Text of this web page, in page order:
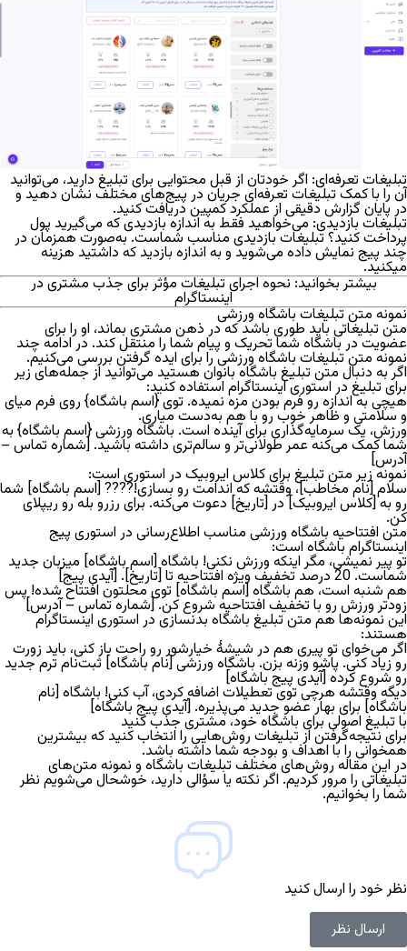
تبلیغات تعرفه‌ای: اگر خودتان از قبل محتوایی برای تبلیغ دارید، می‌توانید
آن را با کمک تبلیغات تعرفه‌ای جریان در پیج‎‌های مختلف نشان دهید و
در پایان گزارش دقیقی از عملکرد کمپین دریافت کنید.
تبلیغات بازدیدی: می‌خواهید فقط به اندازه بازدیدی که می‎‌گیرید پول
پرداخت کنید؟تبلیغات بازدیدی مناسب شماست. به‌صورت همزمان در
چند پیج نمایش داده می‌شوید و به اندازه بازدید که داشتید هزینه
می‎کنید.
بیشتر بخوانید:نحوه اجرای تبلیغات مؤثر برای جذب مشتریدر
اینستاگرام
نمونه متن تبلیغات باشگاه ورزشی
متن تبلیغاتی باید طوری باشد که در ذهن مشتری بماند، او را برای
عضویت در باشگاه شما تحریک و پیام شما را منتقل کند. در ادامه چند
نمونه متن تبلیغات باشگاه ورزشی را برای ایده گرفتن بررسی می‌کنیم.
اگر به دنبال متن تبلیغ باشگاه بانوان هستید می‌توانید از جمله‌های زیر
برای تبلیغ در استوری اینستاگرام استفاده کنید:
هیچی به اندازه رو فرم بودن مزه نمیده. توی {اسم باشگاه} روی فرم میای
و سلامتی و ظاهر خوب رو با هم به‌دست میاری.
ورزش، یک سرمایه‌گذاری برای آینده است. باشگاه ورزشی {اسم باشگاه} به
شما کمک می‌کنه عمر طولانی‌تر و سالم‌تری داشته باشید. [شماره تماس –
آدرس]
نمونه زیر متن تبلیغ برای کلاس ایروبیک در استوری است:
سلام [نام مخاطب]، وقتشه که اندامت رو بسازی!???? [اسم باشگاه] شما
رو به [کلاس ایروبیک] در [تاریخ] دعوت می‌کنه. برای رزرو بله رو ریپلای
کن.
متن افتتاحیه باشگاه ورزشی مناسب اطلاع‌رسانی در استوری پیج
اینستاگرام باشگاه است:
تو پیر نمیشی، مگر اینکه ورزش نکنی! باشگاه [اسم باشگاه] میزبان جدید
شماست. 20 درصد تخفیف ویژه افتتاحیه تا [تاریخ]. [آیدی پیج]
هم شنبه است، هم باشگاه [اسم باشگاه] توی محلتون افتتاح شده! پس
زودتر ورزش رو با تخفیف افتتاحیه شروع کن. [شماره تماس – آدرس]
این نمونه‌ها هم متن تبلیغ باشگاه بدنسازی در استوری اینستاگرام
هستند:
اگر می‌خوای تو پیری هم در شیشۀ خیارشور رو راحت باز کنی، باید زورت
رو زیاد کنی. پاشو وزنه بزن. باشگاه ورزشی [نام باشگاه] ثبت‌نام ترم جدید
رو شروع کرده [آیدی پیج باشگاه]
دیگه وقتشه هرچی توی تعطیلات اضافه کردی، آب کنی! باشگاه [نام
باشگاه] برای بهار عضو جدید می‌پذیره. [آیدی پیج باشگاه]
با تبلیغ اصولی برای باشگاه خود، مشتری جذب کنید
برای نتیجه‌گرفتن از تبلیغات روش‌هایی را انتخاب کنید که بیشترین
همخوانی را با اهداف و بودجه شما داشته باشد.
در این مقاله روش‌های مختلف تبلیغات باشگاه و نمونه متن‌های
تبلیغاتی را مرور کردیم. اگر نکته یا سؤالی دارید، خوشحال می‌شویم نظر
شما را بخوانیم.
نظر خود را ارسال کنید
ارسال نظر